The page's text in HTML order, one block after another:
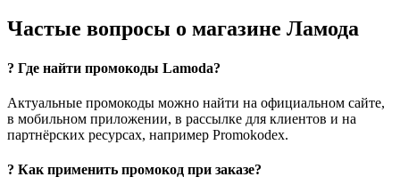
Частые вопросы о магазине Ламода
? Где найти промокоды Lamoda?
Актуальные промокоды можно найти на официальном сайте,
в мобильном приложении, в рассылке для клиентов и на
партнёрских ресурсах, например Promokodex.
? Как применить промокод при заказе?